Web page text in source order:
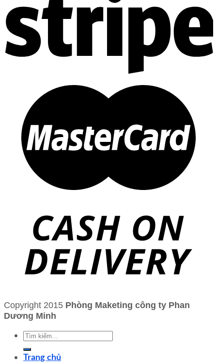
Copyright 2015 Phòng Maketing công ty Phan
Dương Minh
Tìm
Trang chủ